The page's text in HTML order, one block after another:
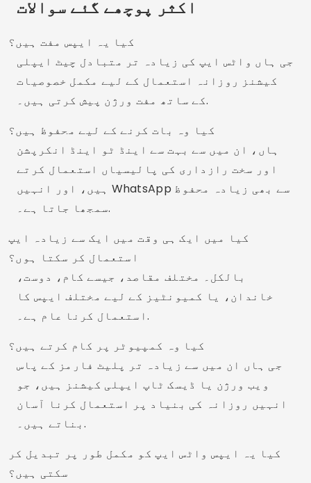
اکثر پوچھے گئے سوالات
کیا یہ ایپس مفت ہیں؟
جی ہاں واٹس ایپ کی زیادہ تر متبادل چیٹ ایپلی
کیشنز روزانہ استعمال کے لیے مکمل خصوصیات
کے ساتھ مفت ورژن پیش کرتی ہیں۔.
کیا وہ بات کرنے کے لیے محفوظ ہیں؟
ہاں، ان میں سے بہت سے اینڈ ٹو اینڈ انکرپشن
اور سخت رازداری کی پالیسیاں استعمال کرتے
ہیں، اور انہیں WhatsApp سے بھی زیادہ محفوظ
سمجھا جاتا ہے۔.
کیا میں ایک ہی وقت میں ایک سے زیادہ ایپ
استعمال کر سکتا ہوں؟
بالکل۔ مختلف مقاصد، جیسے کام، دوست،
خاندان، یا کمیونٹیز کے لیے مختلف ایپس کا
استعمال کرنا عام ہے۔.
کیا وہ کمپیوٹر پر کام کرتے ہیں؟
جی ہاں ان میں سے زیادہ تر پلیٹ فارمز کے پاس
ویب ورژن یا ڈیسک ٹاپ ایپلی کیشنز ہیں، جو
انہیں روزانہ کی بنیاد پر استعمال کرنا آسان
بناتے ہیں۔.
کیا یہ ایپس واٹس ایپ کو مکمل طور پر تبدیل کر
سکتی ہیں؟